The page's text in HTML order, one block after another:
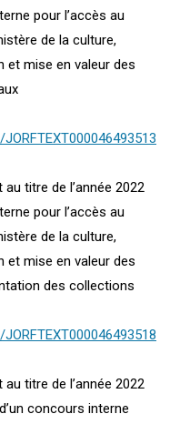
pour l’accès au
de la culture,
et mise en valeur des
titre de l’année 2022
pour l’accès au
de la culture,
et mise en valeur des
des collections
titre de l’année 2022
concours interne